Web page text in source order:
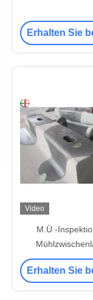
Erhalten Sie
Video
M.Ü.-
Erhalten Sie